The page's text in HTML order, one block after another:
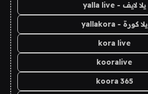
يلا لايف - yalla live
يلا كورة - yallakora
kora live
kooralive
koora 365